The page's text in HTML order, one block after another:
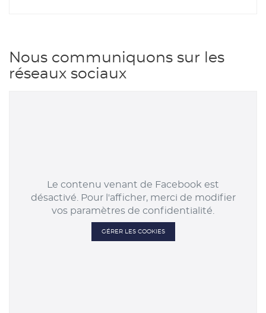
Nous communiquons sur les
réseaux sociaux
Le contenu venant de Facebook est
désactivé. Pour l'afficher, merci de modifier
vos paramètres de confidentialité.
GÉRER LES COOKIES